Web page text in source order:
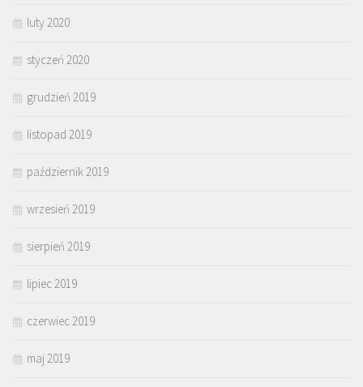
luty 2020
styczeń 2020
grudzień 2019
listopad 2019
październik 2019
wrzesień 2019
sierpień 2019
lipiec 2019
czerwiec 2019
maj 2019